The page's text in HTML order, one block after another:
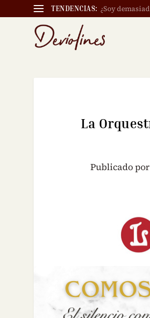
TENDENCIAS: ¿Soy
La
Publicado